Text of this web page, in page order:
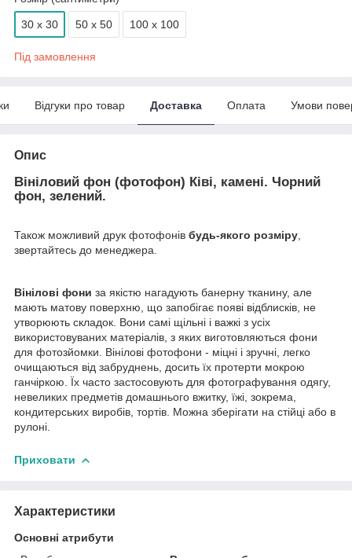
30 х 30 50 х 50 100 х 100
Під замовлення
Відгуки про товар Доставка Оплата Умови
Опис
Вініловий фон (фотофон) Ківі, камені. Чорний
фон, зелений.
Також можливий друк фотофонів будь-якого розміру
звертайтесь до менеджера.
Вінілові фони за якістю нагадують банерну тканину, але
мають матову поверхню, що запобігає появі відблисків, не
утворюють складок. Вони самі щільні і важкі з усіх
використовуваних матеріалів, з яких виготовляються фони
для фотозйомки. Вінілові фотофони - міцні і зручні, легко
очищаються від забруднень, досить їх протерти мокрою
ганчіркою. Їх часто застосовують для фотографування одягу,
невеликих предметів домашнього вжитку, їжі, зокрема,
кондитерських виробів, тортів. Можна зберігати на стійці або в
рулоні.
Приховати
Характеристики
Основні атрибути